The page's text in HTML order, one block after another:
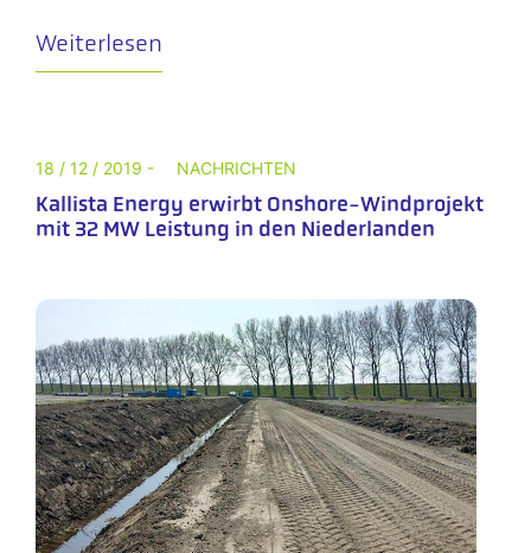
Weiterlesen
18 / 12 / 2019 - NACHRICHTEN
Kallista Energy erwirbt Onshore-Windprojekt
mit 32 MW Leistung in den Niederlanden